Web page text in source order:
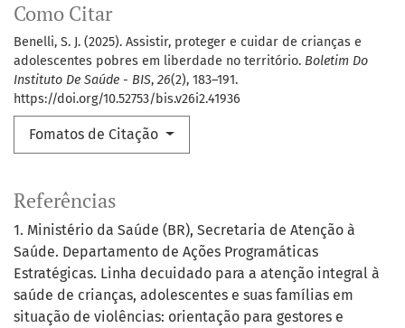
Como Citar
Benelli, S. J. (2025). Assistir, proteger e cuidar de crianças e
adolescentes pobres em liberdade no território. Boletim Do
Instituto De Saúde - BIS, 26(2), 183–191.
https://doi.org/10.52753/bis.v26i2.41936
Fomatos de Citação
Referências
1. Ministério da Saúde (BR), Secretaria de Atenção à
Saúde. Departamento de Ações Programáticas
Estratégicas. Linha decuidado para a atenção integral à
saúde de crianças, adolescentes e suas famílias em
situação de violências: orientação para gestores e